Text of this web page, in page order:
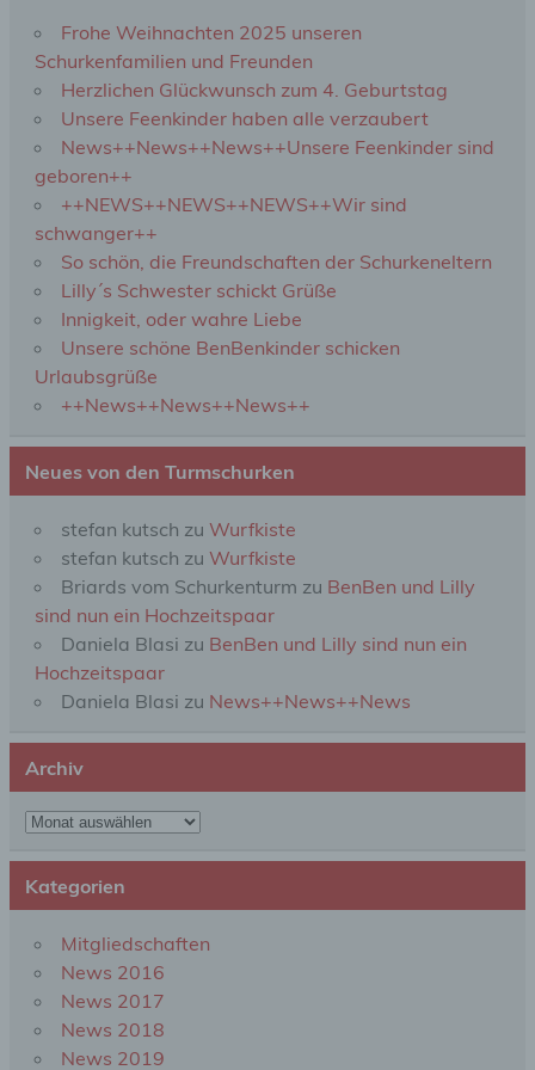
Frohe Weihnachten 2025 unseren
Schurkenfamilien und Freunden
Herzlichen Glückwunsch zum 4. Geburtstag
Unsere Feenkinder haben alle verzaubert
News++News++News++Unsere Feenkinder sind
geboren++
++NEWS++NEWS++NEWS++Wir sind
schwanger++
So schön, die Freundschaften der Schurkeneltern
Lilly´s Schwester schickt Grüße
Innigkeit, oder wahre Liebe
Unsere schöne BenBenkinder schicken
Urlaubsgrüße
++News++News++News++
Neues von den Turmschurken
stefan kutsch zu Wurfkiste
stefan kutsch zu Wurfkiste
Briards vom Schurkenturm zu BenBen und Lilly
sind nun ein Hochzeitspaar
Daniela Blasi zu BenBen und Lilly sind nun ein
Hochzeitspaar
Daniela Blasi zu News++News++News
Archiv
Archiv
Kategorien
Mitgliedschaften
News 2016
News 2017
News 2018
News 2019
d) Einschränkung der Verarbeitung
Einschränkung der Verarbeitung ist die Markierung
gespeicherter personenbezogener Daten mit dem
Ziel, ihre künftige Verarbeitung einzuschränken.
e) Profiling
Profiling ist jede Art der automatisierten
Verarbeitung personenbezogener Daten, die darin
besteht, dass diese personenbezogenen Daten
verwendet werden, um bestimmte persönliche
Aspekte, die sich auf eine natürliche Person
Gesundheit, persönlicher Vorlieben, Interessen,
Zuverlässigkeit, Verhalten, Aufenthaltsort oder
analysieren oder vorherzusagen.
Pseudonymisierung ist die Verarbeitung
personenbezogener Daten in einer Weise, auf
welche die personenbezogenen Daten ohne
mehr einer spezifischen betroffenen Person
zugeordnet werden können, sofern diese
zusätzlichen Informationen gesondert aufbewahrt
werden und technischen und organisatorischen
Maßnahmen unterliegen, die gewährleisten, dass
Person zugewiesen werden.
g) Verantwortlicher oder für die Verarbeitung
Verantwortlicher
Verantwortlicher oder für die Verarbeitung